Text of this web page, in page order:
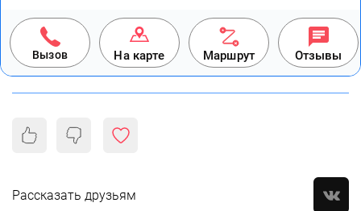
Вызов На карте Маршрут Отзывы
Рассказать друзьям